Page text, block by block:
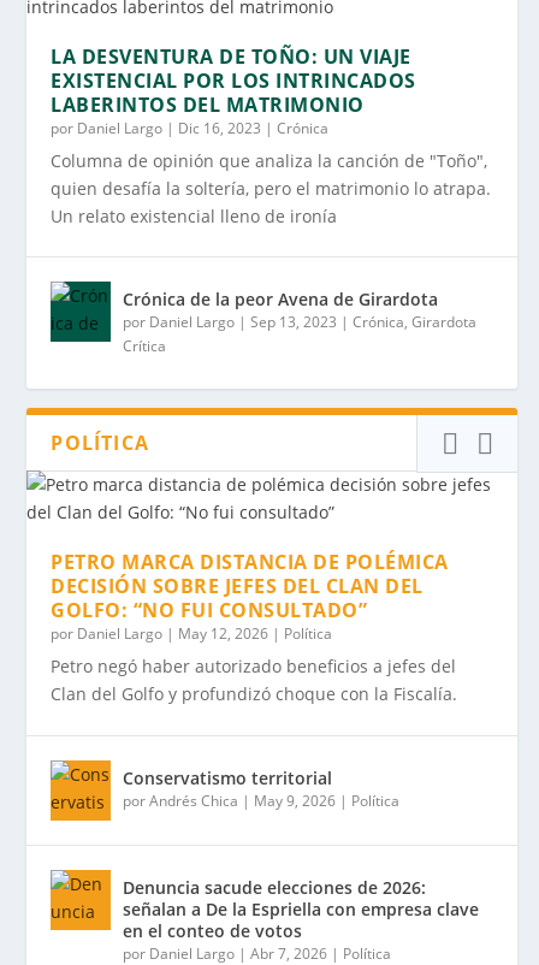
LA DESVENTURA DE TOÑO: UN VIAJE
EXISTENCIAL POR LOS INTRINCADOS
LABERINTOS DEL MATRIMONIO
por Daniel Largo | Dic 16, 2023 |Crónica
Columna de opinión que analiza la canción de "Toño",
quien desafía la soltería, pero el matrimonio lo atrapa.
Un relato existencial lleno de ironía
Crónica de la peor Avena de Girardota
por Daniel Largo |Sep 13, 2023 |Crónica,Girardota
Crítica
POLÍTICA
PETRO MARCA DISTANCIA DE POLÉMICA
DECISIÓN SOBRE JEFES DEL CLAN DEL
GOLFO: “NO FUI CONSULTADO”
por Daniel Largo | May 12, 2026 | Política
Petro negó haber autorizado beneficios a jefes del
Clan del Golfo y profundizó choque con la Fiscalía.
Conservatismo territorial
porAndrés Chica | May 9, 2026 | Política
Denuncia sacude elecciones de 2026:
señalan a De la Espriella con empresa clave
en el conteo de votos
por Daniel Largo |Abr 7, 2026 | Política